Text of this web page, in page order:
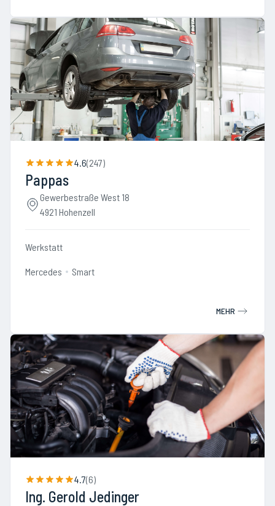
4.6(247)
Pappas
Gewerbestraße West 18
4921 Hohenzell
Werkstatt
Mercedes Smart
MEHR
4.7(6)
Ing. Gerold Jedinger